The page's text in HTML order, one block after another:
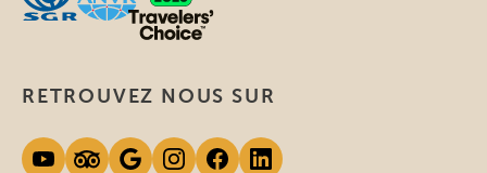
RETROUVEZ NOUS SUR